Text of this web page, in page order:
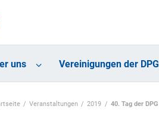
uns Vereinigungen der DPG
Veranstaltungen 2019 40. Tag der DPG